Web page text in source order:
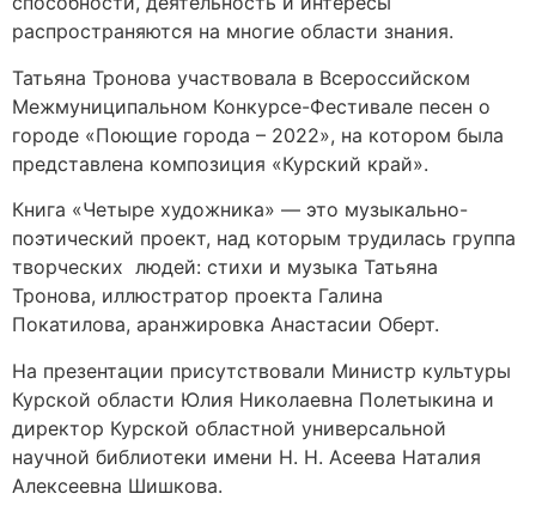
распространяются на многие области знания.
Татьяна Тронова участвовала в Всероссийском
Межмуниципальном Конкурсе-Фестивале песен о
городе «Поющие города – 2022», на котором была
представлена композиция «Курский край».
Книга «Четыре художника» — это музыкально-
поэтический проект, над которым трудилась группа
творческих людей: стихи и музыка Татьяна
Тронова, иллюстратор проекта Галина
Покатилова, аранжировка Анастасии Оберт.
На презентации присутствовали Министр культуры
Курской области Юлия Николаевна Полетыкина и
директор Курской областной универсальной
научной библиотеки имени Н. Н. Асеева Наталия
Алексеевна Шишкова.